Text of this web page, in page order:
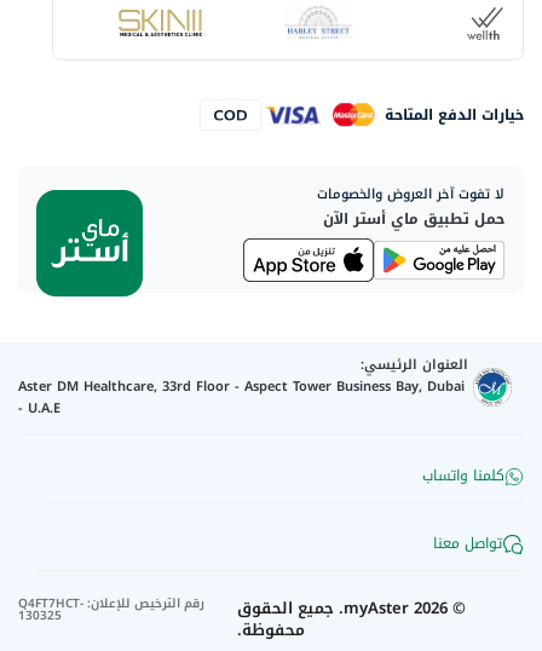
خيارات الدفع المتاحة
لا تفوت آخر العروض والخصومات
حمل تطبيق ماي أستر الآن
العنوان الرئيسي:
Aster DM Healthcare, 33rd Floor - Aspect Tower Business Bay, Dubai
- U.A.E
كلمنا واتساب
تواصل معنا
©
2026
myAster. جميع الحقوق
محفوظة.
رقم الترخيص للإعلان:
Q4FT7HCT-
130325